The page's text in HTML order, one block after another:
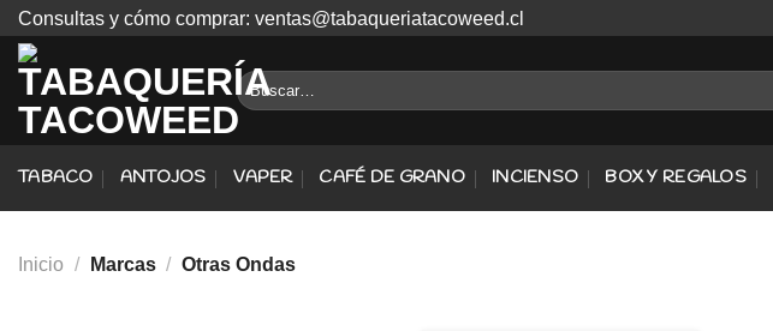
Skip
content
Consultas y cómo comprar: ventas@tabaqueriatacoweed.cl
Buscar
por:
TABACO ANTOJOS VAPER CAFÉ DE GRANO INCIENSO BOX Y REGALOS
Inicio / Marcas / Otras Ondas